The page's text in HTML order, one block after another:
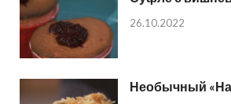
26.10.2022
Необычный